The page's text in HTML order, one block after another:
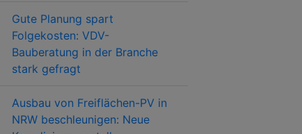
Gute Planung spart
Folgekosten: VDV-
Bauberatung in der Branche
stark gefragt
Ausbau von Freiflächen-PV in
NRW beschleunigen: Neue